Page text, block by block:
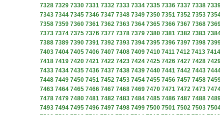
7328 7329 7330 7331 7332 7333 7334 7335 7336 7337 7338
7343 7344 7345 7346 7347 7348 7349 7350 7351 7352 7353
7358 7359 7360 7361 7362 7363 7364 7365 7366 7367 7368
7373 7374 7375 7376 7377 7378 7379 7380 7381 7382 7383
7388 7389 7390 7391 7392 7393 7394 7395 7396 7397 7398
7403 7404 7405 7406 7407 7408 7409 7410 7411 7412 7413 7414
7418 7419 7420 7421 7422 7423 7424 7425 7426 7427 7428
7433 7434 7435 7436 7437 7438 7439 7440 7441 7442 7443
7448 7449 7450 7451 7452 7453 7454 7455 7456 7457 7458
7463 7464 7465 7466 7467 7468 7469 7470 7471 7472 7473
7478 7479 7480 7481 7482 7483 7484 7485 7486 7487 7488
7493 7494 7495 7496 7497 7498 7499 7500 7501 7502 7503